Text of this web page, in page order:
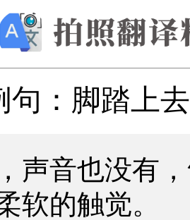
句：​脚踏上
声音也没有
软的触觉。